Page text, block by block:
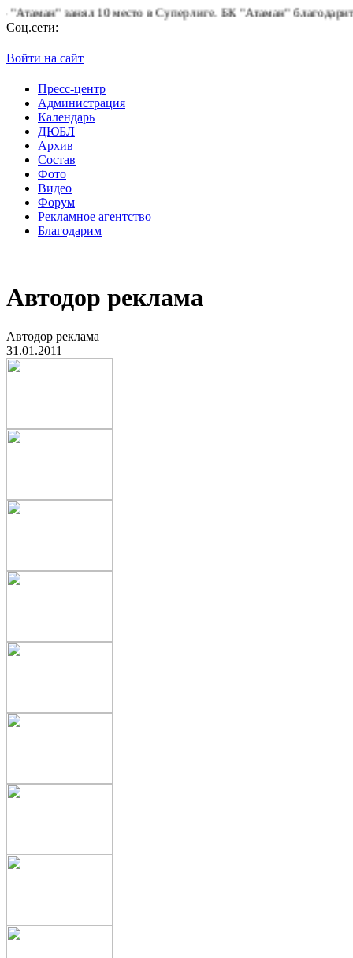
занял 10 место в Суперлиге.БК "Атаман" благодарит
Соц.сети:
Войти на сайт
Пресс-центр
Администрация
Календарь
ДЮБЛ
Архив
Состав
Фото
Видео
Форум
Рекламное агентство
Благодарим
Автодор реклама
Автодор реклама
31.01.2011